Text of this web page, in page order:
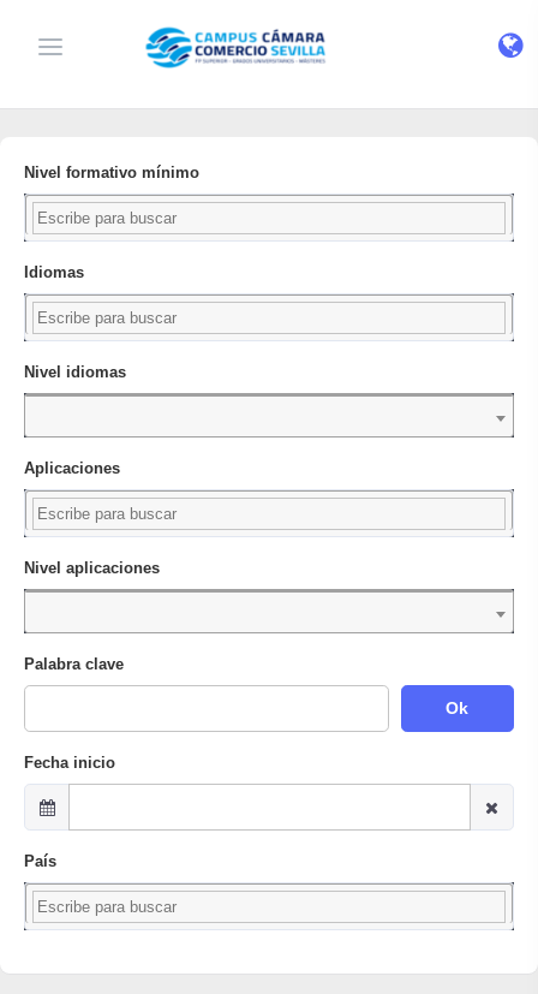
Nivel formativo mínimo
Idiomas
Nivel idiomas
Aplicaciones
Nivel aplicaciones
Palabra clave
Ok
Fecha inicio
País